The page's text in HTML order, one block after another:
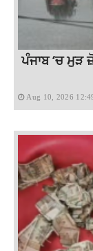
ਪੰਜਾਬ ‘ਚ ਮੁੜ
Aug 10, 2026